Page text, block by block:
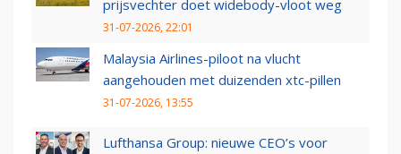
prijsvechter doet widebody-vloot weg
31-07-2026, 22:01
Malaysia Airlines-piloot na vlucht
aangehouden met duizenden xtc-pillen
31-07-2026, 13:55
Lufthansa Group: nieuwe CEO’s voor